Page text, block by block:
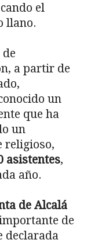
el
llano.
a partir de
un
que ha
un
religioso,
asistentes,
año.
de Alcalá
de
declarada